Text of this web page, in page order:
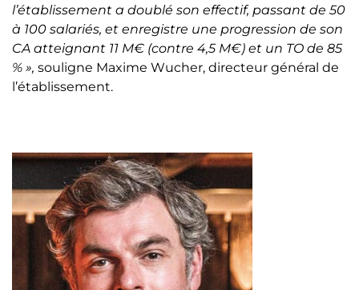
l’établissement a doublé son effectif, passant de 50
à 100 salariés, et enregistre une progression de son
CA atteignant 11 M€ (contre 4,5 M€) et un TO de 85
% », souligne Maxime Wucher, directeur général de
l’établissement.